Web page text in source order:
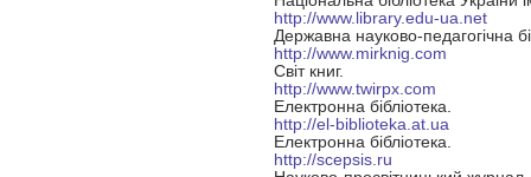
http://www.library.edu-ua.net
Державна науково-педагогічна
http://www.mirknig.com
Світ книг.
http://www.twirpx.com
Електронна бібліотека.
http://el-biblioteka.at.ua
Електронна бібліотека.
http://scepsis.ru